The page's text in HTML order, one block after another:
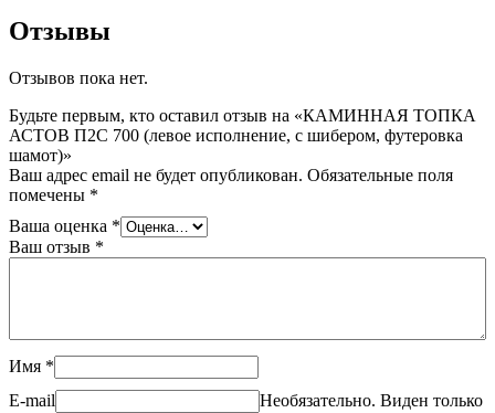
Отзывы
Отзывов пока нет.
Будьте первым, кто оставил отзыв на «КАМИННАЯ ТОПКА
АСТОВ П2С 700 (левое исполнение, с шибером, футеровка
шамот)»
Ваш адрес email не будет опубликован. Обязательные поля
помечены *
Ваша оценка *
Ваш отзыв *
Имя *
E-mail
Необязательно. Виден только